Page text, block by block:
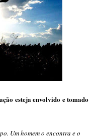
esteja envolvido e tomado
Um homem o encontra e o